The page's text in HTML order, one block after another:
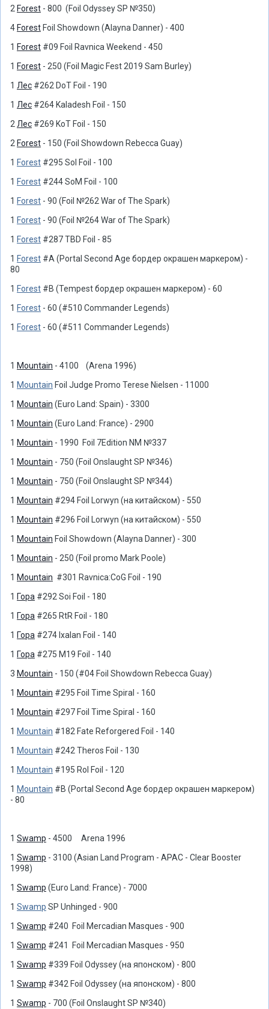
2 Forest - 800 (Foil Odyssey SP №350)
4 Forest Foil Showdown (Alayna Danner) - 400
1 Forest #09 Foil Ravnica Weekend - 450
1 Forest - 250 (Foil Magic Fest 2019 Sam Burley)
1 Лес #262 DoT Foil - 190
1 Лес #264 Kaladesh Foil - 150
2Лес #269 KoT Foil - 150
2 Forest - 150 (Foil Showdown Rebecca Guay)
1 Forest #295 SoI Foil - 100
1 Forest #244 SoM Foil - 100
1 Forest - 90 (Foil №262 War of The Spark)
1 Forest - 90 (Foil №264 War of The Spark)
1 Forest #287 TBD Foil - 85
1 Forest #A (Portal Second Age бордер окрашен маркером) -
80
1 Forest #B (Tempest бордер окрашен маркером) - 60
1 Forest - 60 (#510 Commander Legends)
1 Forest - 60 (#511 Commander Legends)
1 Mountain - 4100 (Arena 1996)
1 Mountain Foil Judge Promo Terese Nielsen - 11000
1 Mountain (Euro Land: Spain) - 3300
1 Mountain (Euro Land: France) - 2900
1 Mountain - 1990 Foil 7Edition NM №337
1 Mountain - 750 (Foil Onslaught SP №346)
1 Mountain - 750 (Foil Onslaught SP №344)
1 Mountain #294 Foil Lorwyn (на китайском) - 550
1 Mountain #296 Foil Lorwyn (на китайском) - 550
1 Mountain Foil Showdown (Alayna Danner) - 300
1 Mountain - 250 (Foil promo Mark Poole)
1 Mountain #301 Ravnica:CoG Foil - 190
1 Гора #292 Soi Foil - 180
1 Гора #265 RtR Foil - 180
1 Гора #274 Ixalan Foil - 140
1 Гора #275 M19 Foil - 140
3 Mountain - 150 (#04 Foil Showdown Rebecca Guay)
1 Mountain #295 Foil Time Spiral - 160
1 Mountain #297 Foil Time Spiral - 160
1 Mountain #182 Fate Reforgered Foil - 140
1 Mountain #242 Theros Foil - 130
1 Mountain #195 RoI Foil - 120
1 Mountain #B (Portal Second Age бордер окрашен маркером)
- 80
1 Swamp - 4500 Arena 1996
1 Swamp - 3100 (Asian Land Program - APAC - Clear Booster
1998)
1 Swamp (Euro Land: France) - 7000
1 Swamp SP Unhinged - 900
1 Swamp #240 Foil Mercadian Masques - 900
1 Swamp #241 Foil Mercadian Masques - 950
1 Swamp #339 Foil Odyssey (на японском) - 800
1 Swamp #342 Foil Odyssey (на японском) - 800
1 Swamp - 700 (Foil Onslaught SP №340)